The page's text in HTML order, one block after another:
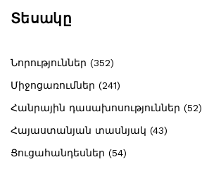
Տեսակը
Նորություններ (352)
Միջոցառումներ (241)
Հանրային դասախոսություններ (52)
Հայաստանյան տասնյակ (43)
Ցուցահանդեսներ (54)